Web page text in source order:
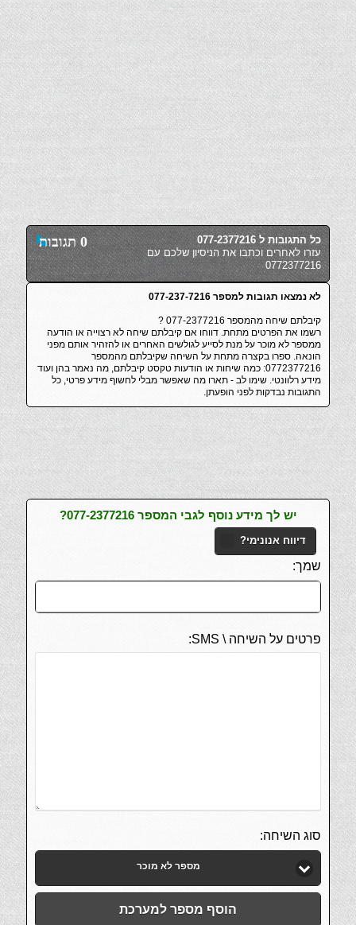
0 תגובות
כל התגובות ל 077-2377216
עזרו לאחרים וכתבו את הניסיון שלכם עם
0772377216
לא נמצאו תגובות למספר 077-237-7216
קיבלתם שיחה מהמספר 077-2377216 ?
רשמו את הפרטים מתחת. דווחו אם קיבלתם שיחה לא רצוייה או הודעה
ממספר לא מוכר על מנת לסייע לגולשים האחרים או להזהיר אותם מפני
הונאה. ספרו בקצרה מתחת על השיחה שקיבלתם מהמספר
0772377216: כמה שיחות או הודעות טקסט קיבלתם, מה נאמר בהן ועוד
מידע רלוונטי. שימו לב - תארו מה שאפשר מבלי לחשוף מידע פרטי, כל
התגובות נבדקות לפני הופעתן.
יש לך מידע נוסף לגבי המספר 077-2377216?
דיווח אנונימי?
שמך:
פרטים על השיחה \ SMS:
סוג השיחה:
מספר לא מוכר
הוסף מספר למערכת